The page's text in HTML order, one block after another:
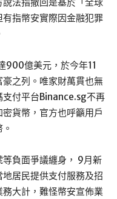
指幣安實際因金融犯罪
900億美元，於今年11
之列。唯家財萬貫也無
支付平台Binance.sg不再
貨幣，官方也呼籲用戶
負面爭議纏身， 9月新
居民提供支付服務及招
大計，難怪幣安宣佈業